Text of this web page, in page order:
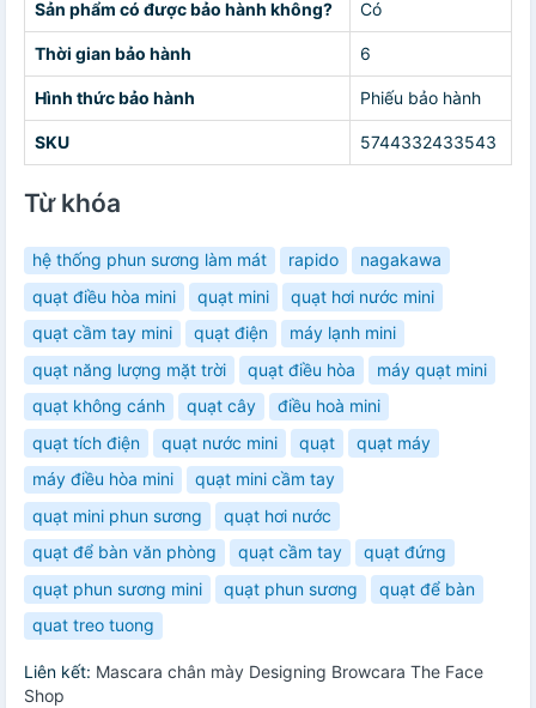
Sản phẩm có được bảo hành không? Có
Thời gian bảo hành 6
Hình thức bảo hành Phiếu bảo hành
SKU 5744332433543
Từ khóa
hệ thống phun sương làm mát rapido
nagakawa
quạt điều hòa mini
quạt mini
quạt hơi nước mini
quạt cầm tay mini
quạt điện
máy lạnh mini
quạt năng lượng mặt trời
quạt điều hòa
máy quạt mini
quạt không cánh
quạt cây
điều hoà mini
quạt tích điện
quạt nước mini quạt
quạt máy
máy điều hòa mini
quạt mini cầm tay
quạt mini phun sương
quạt hơi nước
quạt để bàn văn phòng
quạt cầm tay
quạt đứng
quạt phun sương mini
quạt phun sương
quạt để bàn
quat treo tuong
Liên kết: Mascara chân mày Designing Browcara The Face
Shop